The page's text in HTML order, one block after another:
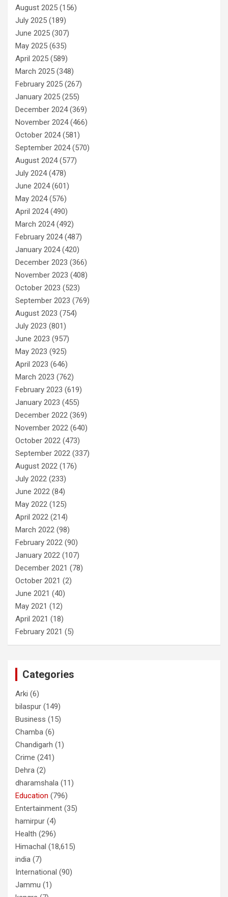
August 2025 (156)
July 2025 (189)
June 2025 (307)
May 2025 (635)
April 2025 (589)
March 2025 (348)
February 2025 (267)
January 2025 (255)
December 2024(369)
November 2024(466)
October 2024(581)
September 2024(570)
August 2024(577)
July 2024(478)
June 2024(601)
May 2024(576)
April 2024(490)
March 2024(492)
February 2024(487)
January 2024(420)
December 2023 (366)
November 2023 (408)
October 2023 (523)
September 2023 (769)
August 2023 (754)
July 2023 (801)
June 2023 (957)
May 2023 (925)
April 2023 (646)
March 2023 (762)
February 2023 (619)
January 2023 (455)
December 2022 (369)
November 2022 (640)
October 2022 (473)
September 2022 (337)
August 2022 (176)
July 2022 (233)
June 2022 (84)
May 2022 (125)
April 2022 (214)
March 2022 (98)
February 2022 (90)
January 2022 (107)
December 2021 (78)
October 2021 (2)
June 2021 (40)
May 2021 (12)
April 2021 (18)
February 2021 (5)
Categories
Arki (6)
bilaspur (149)
Business (15)
Chamba (6)
Chandigarh (1)
Crime (241)
Dehra (2)
dharamshala (11)
Education (796)
Entertainment (35)
hamirpur (4)
Health (296)
Himachal (18,615)
india (7)
International (90)
Jammu (1)